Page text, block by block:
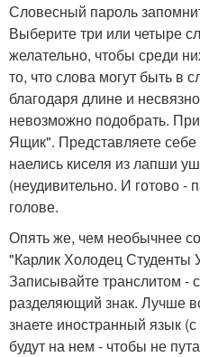
Словесный пароль
Выберите три или четыре
желательно, чтобы среди
то, что слова могут быть в
благодаря длине и
невозможно подобрать.
Ящик". Представляете
наелись киселя из лапши
(неудивительно. И готово -
голове.
Опять же, чем необычнее
"Карлик Холодец Студенты
Записывайте транслитом -
разделяющий знак. Лучше
знаете иностранный язык
будут на нем - чтобы не